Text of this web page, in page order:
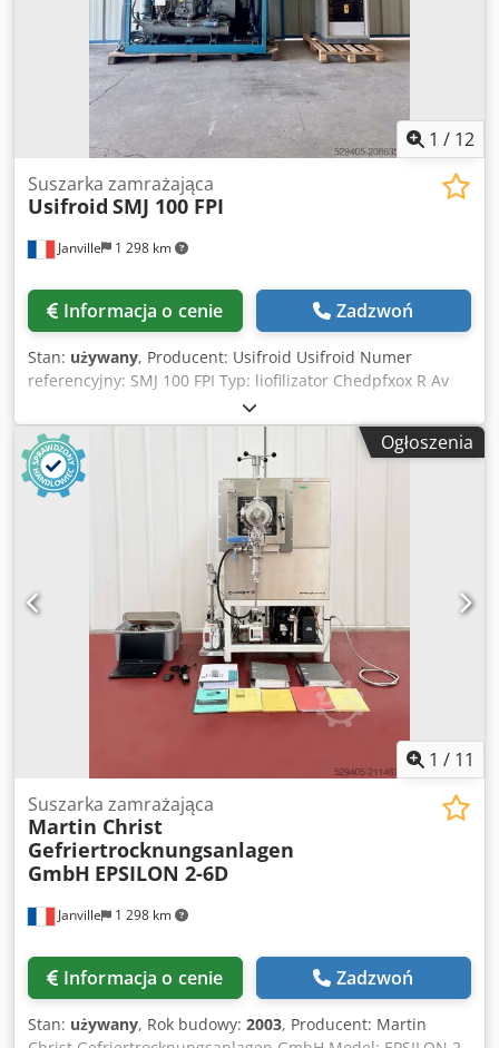
1 / 12
Janville 1 298 km
Suszarka zamrażająca
Usifroid SMJ 100 FPI
Informacja o cenie Zadzwoń
Stan: używany, Producent: Usifroid Usifroid Numer
referencyjny: SMJ 100 FPI Typ: liofilizator Chedpfxox R Av
Ao Aqioa Liczba tac: 2 Powierzchnia na tacę: 100 cm x 50
cm 2 sprężarki powietrza 1 agregat chłodniczy: R22 i 502 1
pompa obiegowa 1 system grzewczy Brakujące części:
Jednostka hydrauliczna Pompa próżniowa
Ogłoszenia
1 / 11
Janville 1 298 km
Suszarka zamrażająca
Martin Christ
Gefriertrocknungsanlagen
GmbH EPSILON 2-6D
Informacja o cenie Zadzwoń
Stan: używany, Rok budowy: 2003, Producent: Martin